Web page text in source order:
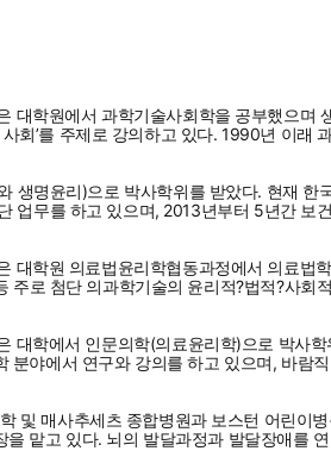
대학원에서 과학기술사회학을 공부했으며
회’를 주제로 강의하고 있다. 1990년 이
생명윤리)으로 박사학위를 받았다. 현재
업무를 하고 있으며, 2013년부터 5년간
대학원 의료법윤리학협동과정에서 의료
주로 첨단 의과학기술의 윤리적?법적?사회
대학에서 인문의학(의료윤리학)으로 박사
분야에서 연구와 강의를 하고 있으며, 바
및 매사추세츠 종합병원과 보스턴 어린이
맡고 있다. 뇌의 발달과정과 발달장애를